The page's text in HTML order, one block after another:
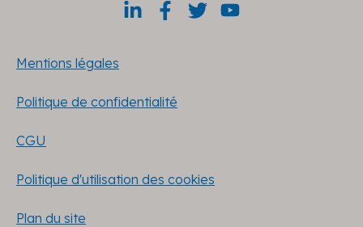
Mentions légales
Politique de confidentialité
CGU
Politique d'utilisation des cookies
Plan du site